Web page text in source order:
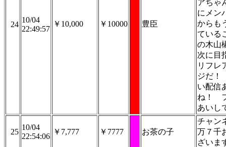
24
10/04
22:49:57
￥10,000 ￥10000 豊臣
アちゃ
にメン
からも
ている
の木
次に目
リフレ
ジだ
い配信
ね！
あいし
25
10/04
22:54:06
￥7,777 ￥7777 お茶の子
チャン
万７千
ざいま